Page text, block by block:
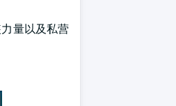
量以及私营